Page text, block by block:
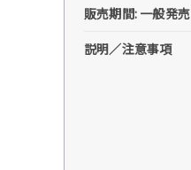
販売期間: 一般発売
説明／注意事項